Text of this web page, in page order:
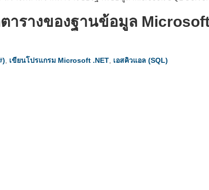
ารางของฐานข้อมูล
เขียนโปรแกรม Microsoft .NET เอสคิวแอล (SQL)